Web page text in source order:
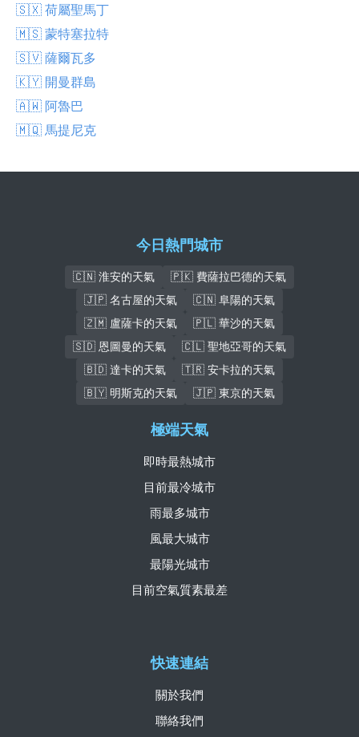
🇸🇽 荷屬聖馬丁
🇲🇸 蒙特塞拉特
🇸🇻 薩爾瓦多
🇰🇾 開曼群島
🇦🇼 阿魯巴
🇲🇶 馬提尼克
今日熱門城市
🇨🇳 淮安的天氣
🇵🇰 費薩拉巴德的天氣
🇯🇵 名古屋的天氣
🇨🇳 阜陽的天氣
🇿🇲 盧薩卡的天氣
🇵🇱 華沙的天氣
🇸🇩 恩圖曼的天氣
🇨🇱 聖地亞哥的天氣
🇧🇩 達卡的天氣
🇹🇷 安卡拉的天氣
🇧🇾 明斯克的天氣
🇯🇵 東京的天氣
快速連結
關於我們
聯絡我們
極端天氣
即時最熱城市
目前最冷城市
雨最多城市
風最大城市
最陽光城市
目前空氣質素最差